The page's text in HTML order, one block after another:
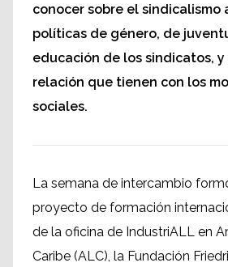
conocer sobre el sindicalismo
políticas de género, de
educación de los sindicatos,
relación que tienen con los
sociales.
La semana de intercambio
proyecto de formación
de la oficina de IndustriALL en
Caribe (ALC), la Fundación